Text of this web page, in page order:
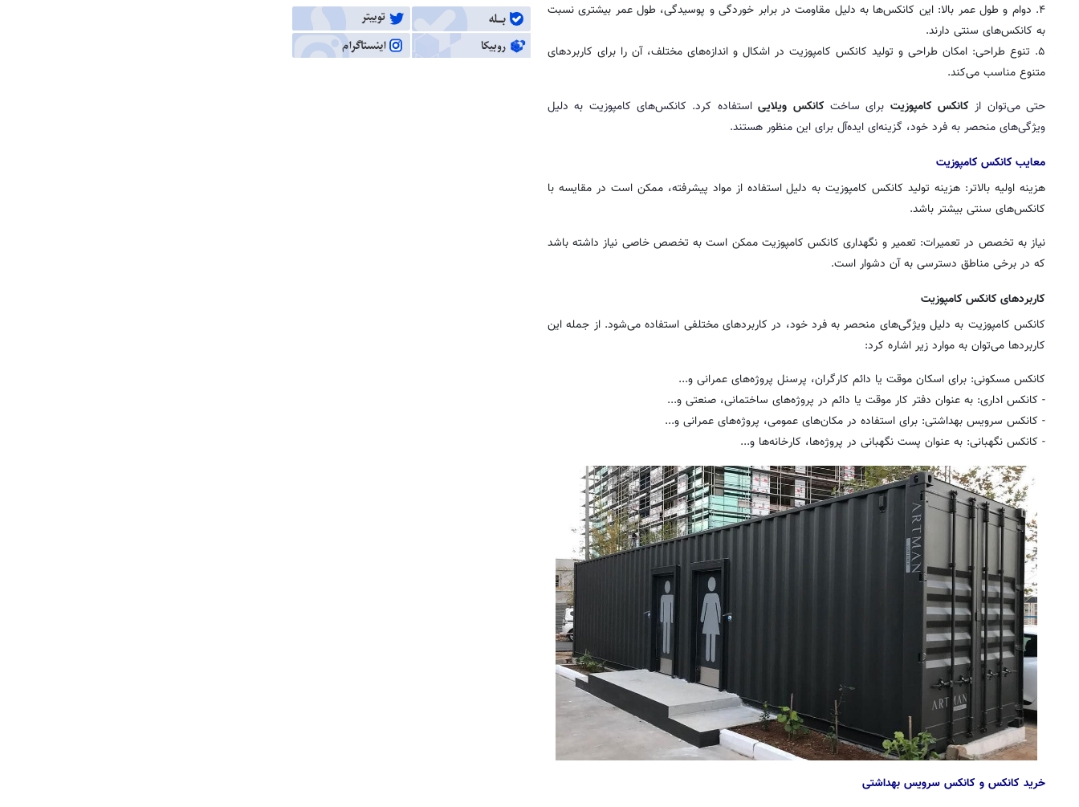
۴. دوام و طول عمر بالا: این کانکس‌ها به دلیل مقاومت در برابر خوردگی و پوسیدگی، طول عمر بیشتری نسبت
به کانکس‌های سنتی دارند.
۵. تنوع طراحی: امکان طراحی و تولید کانکس کامپوزیت در اشکال و اندازه‌های مختلف، آن را برای کاربردهای
متنوع مناسب می‌کند.
حتی می‌توان ازکانکس کامپوزیت برای ساخت کانکس ویلاییاستفاده کرد. کانکس‌های کامپوزیت به دلیل
ویژگی‌های منحصر به فرد خود، گزینه‌ای ایده‌آل برای این منظور هستند.
معایب کانکس کامپوزیت
هزینه اولیه بالاتر: هزینه تولید کانکس کامپوزیت به دلیل استفاده از مواد پیشرفته، ممکن است در مقایسه با
کانکس‌های سنتی بیشتر باشد.
نیاز به تخصص در تعمیرات: تعمیر و نگهداری کانکس کامپوزیت ممکن است به تخصص خاصی نیاز داشته باشد
که در برخی مناطق دسترسی به آن دشوار است.
کاربردهای کانکس کامپوزیت
کانکس کامپوزیت به دلیل ویژگی‌های منحصر به فرد خود، در کاربردهای مختلفی استفاده می‌شود. از جمله این
کاربردها می‌توان به موارد زیر اشاره کرد:
کانکس مسکونی: برای اسکان موقت یا دائم کارگران، پرسنل پروژه‌های عمرانی و...
- کانکس اداری: به عنوان دفتر کار موقت یا دائم در پروژه‌های ساختمانی، صنعتی و...
- کانکس سرویس بهداشتی: برای استفاده در مکان‌های عمومی، پروژه‌های عمرانی و...
- کانکس نگهبانی: به عنوان پست نگهبانی در پروژه‌ها، کارخانه‌ها و...
خرید کانکس و کانکس سرویس بهداشتی